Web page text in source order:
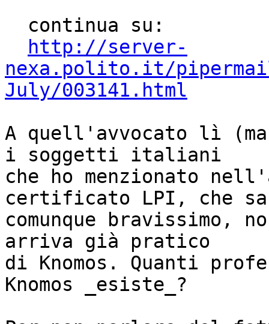
http://server-
nexa.polito.it/
July/003141.html
A quell'avvocato lì
i soggetti italiani
che ho menzionato
certificato LPI, che
comunque bravissimo,
arriva già pratico
di Knomos. Quanti
Knomos _esiste_?